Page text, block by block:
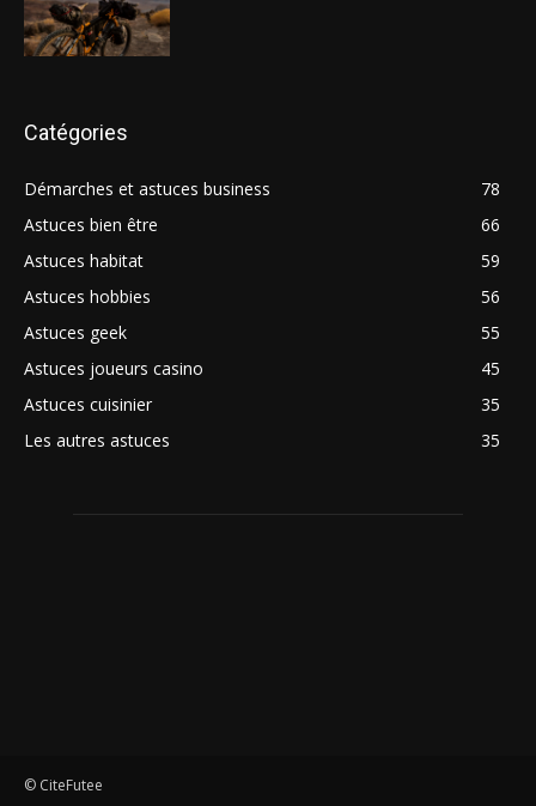
Catégories
Démarches et astuces business
78
Astuces bien être
66
Astuces habitat
59
Astuces hobbies
56
Astuces geek
55
Astuces joueurs casino
45
Astuces cuisinier
35
Les autres astuces
35
© CiteFutee